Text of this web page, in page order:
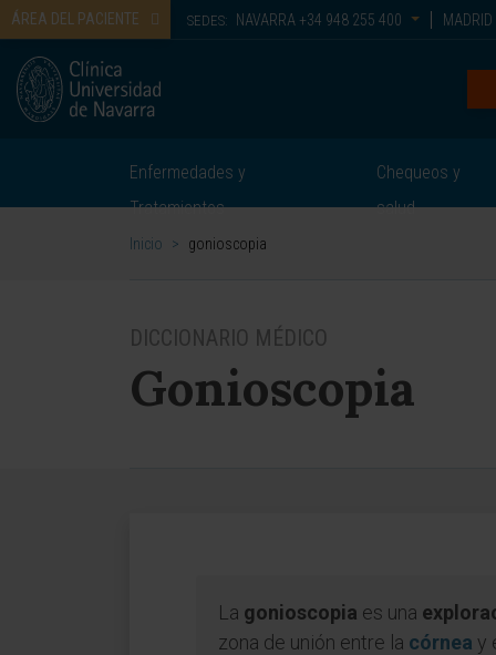
ÁREA DEL PACIENTE SEDES: NAVARRA +34 948 255 400 MADRID
Enfermedades y
Tratamientos
Chequeos y
salud
Inicio > gonioscopia
DICCIONARIO MÉDICO
Gonioscopia
La gonioscopia es una
zona de unión entre la córnea y